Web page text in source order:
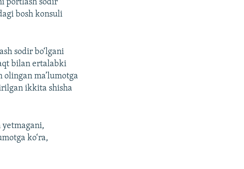
portlash sodir
bosh konsuli
sodir bo‘lgani
bilan ertalabki
ma’lumotga
ikkita shisha
yetmagani,
ko‘ra,